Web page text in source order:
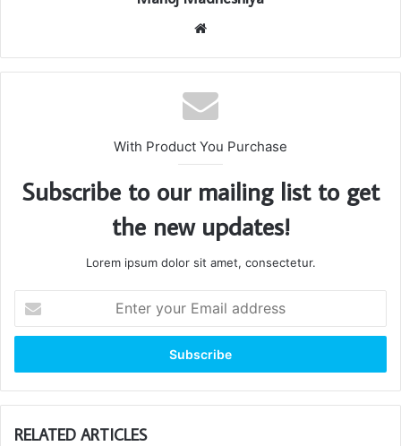
With Product You Purchase
Subscribe to our mailing list to get
the new updates!
Lorem ipsum dolor sit amet, consectetur.
your
Email
RELATED ARTICLES